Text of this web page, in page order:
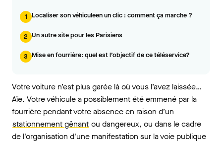
1 Localiser son véhiculeen un clic : comment ça marche ?
2 Un autre site pour les Parisiens
3 Mise en fourrière: quel est l’objectif de ce téléservice?
Votre voiture n’est plus garée là où vous l’avez laissée…
Aïe. Votre véhicule a possiblement été emmené par la
fourrière pendant votre absence en raison d’un
stationnement gênant ou dangereux, ou dans le cadre
de l'organisation d'une manifestation sur la voie publique